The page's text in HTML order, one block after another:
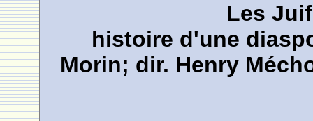
Les
histoire d'une
Morin; dir. Henry